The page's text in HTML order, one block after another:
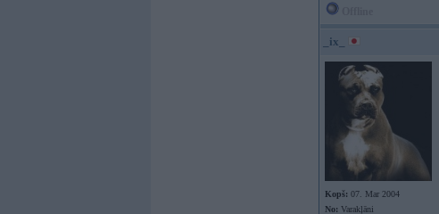
_ix_
Kopš: 07. Mar 2004
No: Varakļāni